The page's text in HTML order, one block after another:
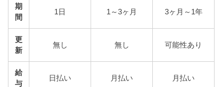
期
間
1日 1～3ヶ月 3ヶ月～1年
更
新
無し 無し 可能性あり
給
与
日払い 月払い 月払い